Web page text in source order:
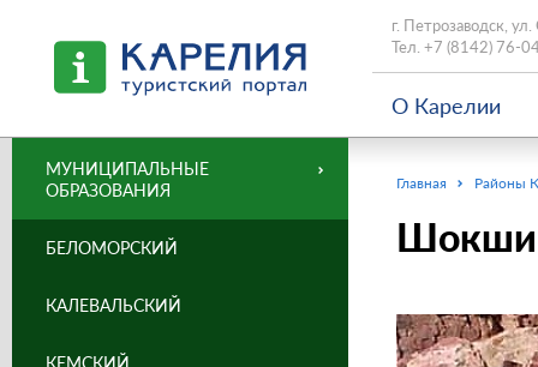
г. Петрозаводск,
Тел. +7 (8142) 76-
О Карелии
Главная Районы
МУНИЦИПАЛЬНЫЕ
ОБРАЗОВАНИЯ
БЕЛОМОРСКИЙ
КАЛЕВАЛЬСКИЙ
КЕМСКИЙ